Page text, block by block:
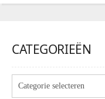
CATEGORIEËN